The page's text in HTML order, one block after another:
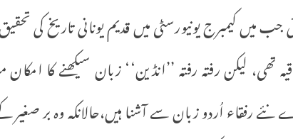
جب میں کیمبرج یونیورسٹی میں قدیم یونانی تاریخ کی
تھی، لیکن رفتہ رفتہ ’’انڈین‘‘ زبان سیکھنے کا
نئے رفقاء اُردو زبان سے آشنا ہیں،حالانکہ وہ بر